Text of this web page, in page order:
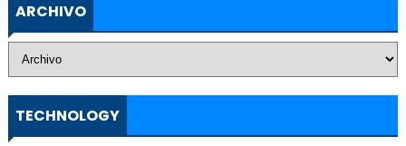
ARCHIVO
TECHNOLOGY